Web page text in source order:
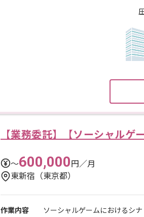
【業務委託】【ソーシャルゲ
〜600,000円／月
東新宿（東京都）
作業内容 ソーシャルゲームにおけるシ